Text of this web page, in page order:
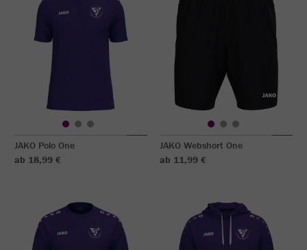
JAKO Polo One
ab 18,99 €
JAKO Webshort One
ab 11,99 €